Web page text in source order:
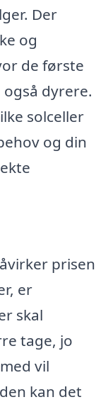
Der
og
de første
dyrere.
solceller
og din
prisen
er
skal
tage, jo
vil
kan det